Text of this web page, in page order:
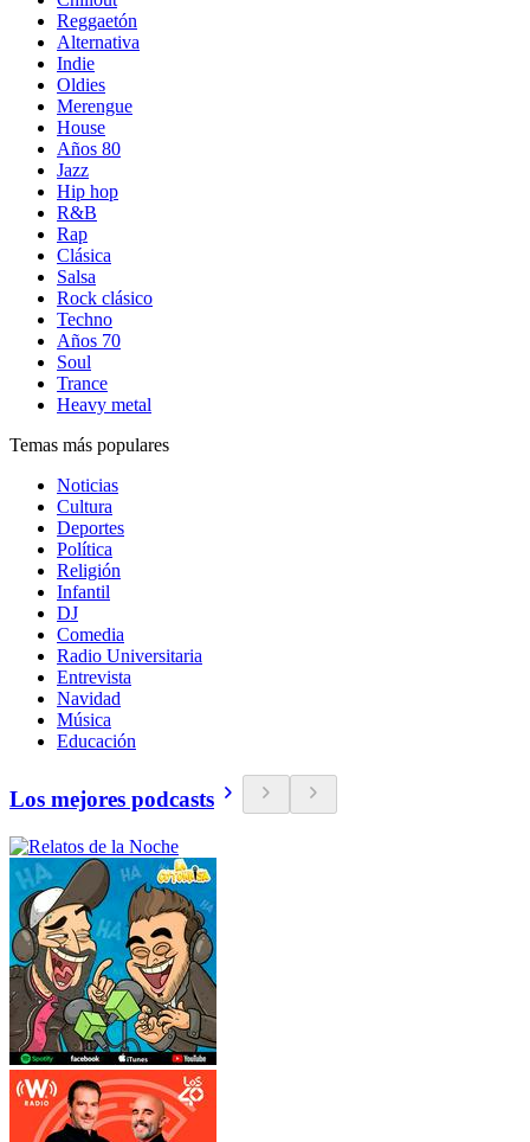
Reggaetón
Alternativa
Indie
Oldies
Merengue
House
Años 80
Jazz
Hip hop
R&B
Rap
Clásica
Salsa
Rock clásico
Techno
Años 70
Soul
Trance
Heavy metal
Temas más populares
Noticias
Cultura
Deportes
Política
Religión
Infantil
DJ
Comedia
Radio Universitaria
Entrevista
Navidad
Música
Educación
Los mejores podcasts